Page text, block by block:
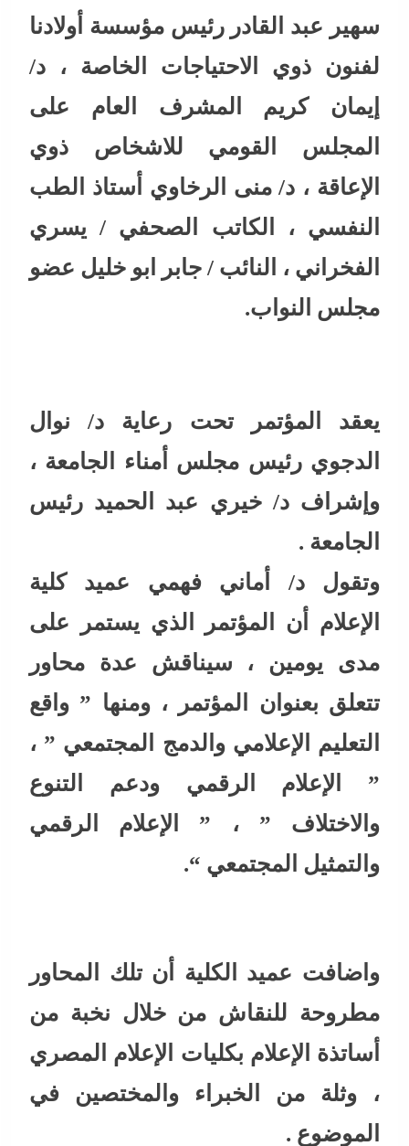
سهير عبد القادر رئيس مؤسسة أولادنا
لفنون ذوي الاحتياجات الخاصة ، د/
إيمان كريم المشرف العام على
المجلس القومي للاشخاص ذوي
الإعاقة ، د/ منى الرخاوي أستاذ الطب
النفسي ، الكاتب الصحفي / يسري
الفخراني ، النائب / جابر ابو خليل عضو
مجلس النواب.
يعقد المؤتمر تحت رعاية د/ نوال
الدجوي رئيس مجلس أمناء الجامعة ،
وإشراف د/ خيري عبد الحميد رئيس
الجامعة .
وتقول د/ أماني فهمي عميد كلية
الإعلام أن المؤتمر الذي يستمر على
مدى يومين ، سيناقش عدة محاور
تتعلق بعنوان المؤتمر ، ومنها ” واقع
التعليم الإعلامي والدمج المجتمعي ” ،
” الإعلام الرقمي ودعم التنوع
والاختلاف ” ، ” الإعلام الرقمي
والتمثيل المجتمعي “.
واضافت عميد الكلية أن تلك المحاور
مطروحة للنقاش من خلال نخبة من
أساتذة الإعلام بكليات الإعلام المصري
، وثلة من الخبراء والمختصين في
الموضوع .